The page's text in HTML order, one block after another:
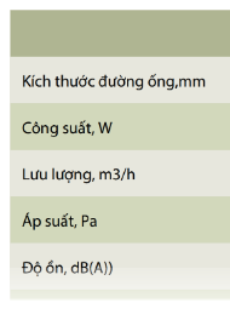
Để kết nối PROFIT
nguồn điện chính
Động cơ sử dụng bạc
40 000 giờ và tiêu thụ
để hoạt động liên tục
Hệ số bảo vệ chống